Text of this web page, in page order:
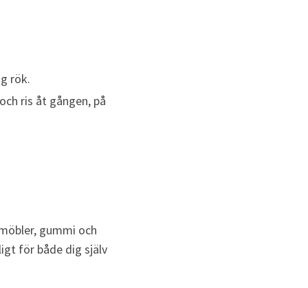
rök.
ris åt gången, på
gummi och
för både dig själv